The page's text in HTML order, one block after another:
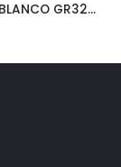
LIJA DELTA BLANCO GR320 P/BARNIZ-PINTURA (10PZ)